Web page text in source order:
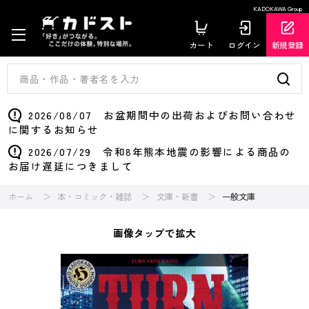
KADOKAWA Group
カート ログイン 新規登録
2026/08/07 お盆期間中の出荷およびお問い合わせ
に関するお知らせ
2026/07/29 令和8年熊本地震の影響による商品の
お届け遅延につきまして
ホーム 本・コミック・雑誌 文庫・新書 一般文庫
画像タップで拡大